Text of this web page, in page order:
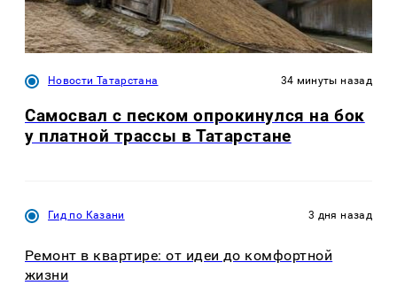
Новости Татарстана 34 минуты назад
Самосвал с песком опрокинулся на бок
у платной трассы в Татарстане
Гид по Казани 3 дня назад
Ремонт в квартире: от идеи до комфортной
жизни